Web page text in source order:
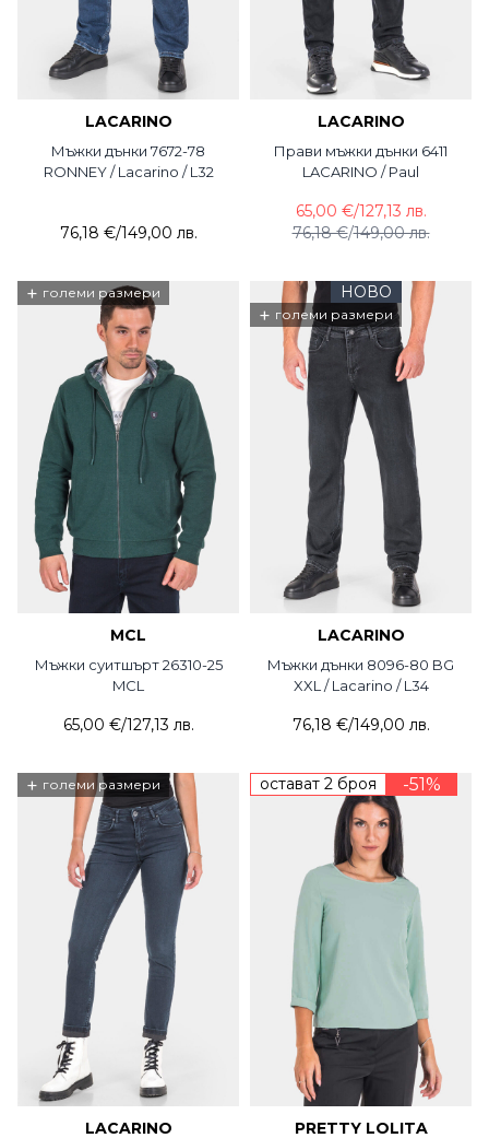
LACARINO
Мъжки дънки 7672-78
RONNEY / Lacarino / L32
76,18 €/149,00 лв.
LACARINO
Прави мъжки дънки 6411
LACARINO / Paul
76,18 €/149,00 лв.
65,00 €/127,13 лв.
+ големи размери
MCL
Мъжки суитшърт 26310-25
MCL
65,00 €/127,13 лв.
НОВО
+ големи размери
LACARINO
Мъжки дънки 8096-80 BG
XXL / Lacarino / L34
76,18 €/149,00 лв.
+ големи размери
LACARINO
остават 2 броя -51%
PRETTY LOLITA